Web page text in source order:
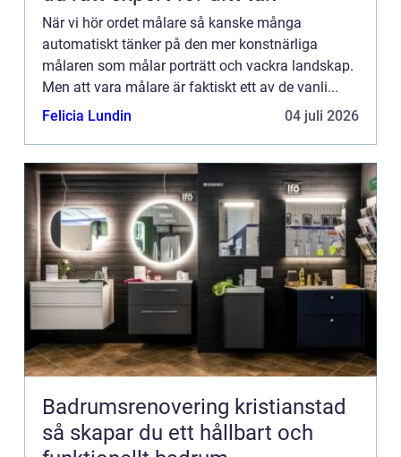
När vi hör ordet målare så kanske många
automatiskt tänker på den mer konstnärliga
målaren som målar porträtt och vackra landskap.
Men att vara målare är faktiskt ett av de vanli...
Felicia Lundin
04 juli 2026
Badrumsrenovering kristianstad
så skapar du ett hållbart och